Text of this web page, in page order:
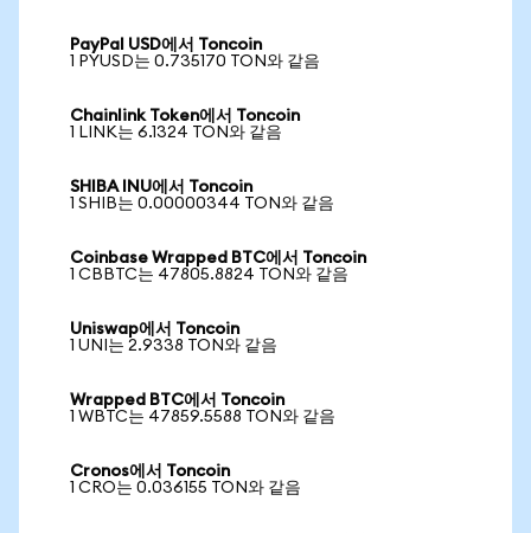
PayPal USD에서 Toncoin
1 PYUSD는 0.735170 TON와 같음
Chainlink Token에서 Toncoin
1 LINK는 6.1324 TON와 같음
SHIBA INU에서 Toncoin
1 SHIB는 0.00000344 TON와 같음
Coinbase Wrapped BTC에서 Toncoin
1 CBBTC는 47805.8824 TON와 같음
Uniswap에서 Toncoin
1 UNI는 2.9338 TON와 같음
Wrapped BTC에서 Toncoin
1 WBTC는 47859.5588 TON와 같음
Cronos에서 Toncoin
1 CRO는 0.036155 TON와 같음